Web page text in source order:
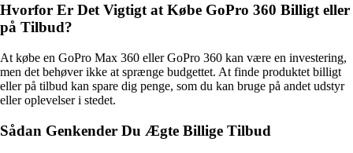
Hvorfor Er Det Vigtigt at Købe GoPro 360 Billigt eller
på Tilbud?
At købe en GoPro Max 360 eller GoPro 360 kan være en investering,
men det behøver ikke at sprænge budgettet. At finde produktet billigt
eller på tilbud kan spare dig penge, som du kan bruge på andet udstyr
eller oplevelser i stedet.
Sådan Genkender Du Ægte Billige Tilbud